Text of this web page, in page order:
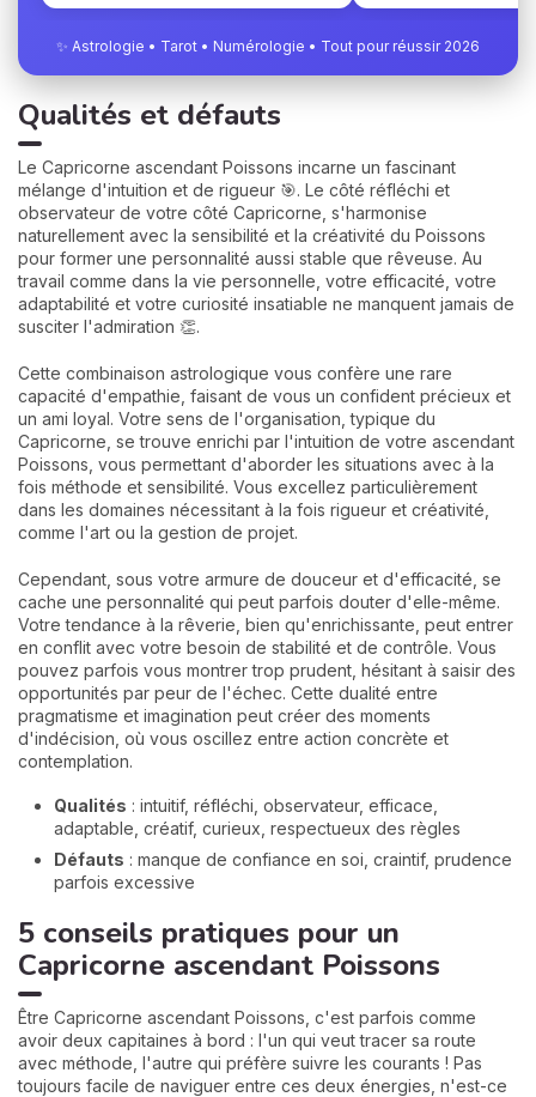
✨ Astrologie • Tarot • Numérologie • Tout pour réussir 2026
Qualités et défauts
Le Capricorne ascendant Poissons incarne un fascinant
mélange d'intuition et de rigueur 🎯. Le côté réfléchi et
observateur de votre côté Capricorne, s'harmonise
naturellement avec la sensibilité et la créativité du Poissons
pour former une personnalité aussi stable que rêveuse. Au
travail comme dans la vie personnelle, votre efficacité, votre
adaptabilité et votre curiosité insatiable ne manquent jamais de
susciter l'admiration 👏.
Cette combinaison astrologique vous confère une rare
capacité d'empathie, faisant de vous un confident précieux et
un ami loyal. Votre sens de l'organisation, typique du
Capricorne, se trouve enrichi par l'intuition de votre ascendant
Poissons, vous permettant d'aborder les situations avec à la
fois méthode et sensibilité. Vous excellez particulièrement
dans les domaines nécessitant à la fois rigueur et créativité,
comme l'art ou la gestion de projet.
Cependant, sous votre armure de douceur et d'efficacité, se
cache une personnalité qui peut parfois douter d'elle-même.
Votre tendance à la rêverie, bien qu'enrichissante, peut entrer
en conflit avec votre besoin de stabilité et de contrôle. Vous
pouvez parfois vous montrer trop prudent, hésitant à saisir des
opportunités par peur de l'échec. Cette dualité entre
pragmatisme et imagination peut créer des moments
d'indécision, où vous oscillez entre action concrète et
contemplation.
Qualités : intuitif, réfléchi, observateur, efficace,
adaptable, créatif, curieux, respectueux des règles
Défauts : manque de confiance en soi, craintif, prudence
parfois excessive
5 conseils pratiques pour un
Capricorne ascendant Poissons
Être Capricorne ascendant Poissons, c'est parfois comme
avoir deux capitaines à bord : l'un qui veut tracer sa route
avec méthode, l'autre qui préfère suivre les courants ! Pas
toujours facile de naviguer entre ces deux énergies, n'est-ce